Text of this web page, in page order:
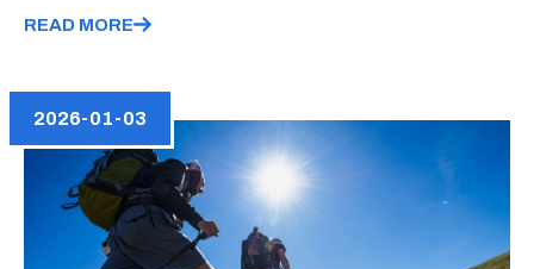
READ MORE
2026-01-03